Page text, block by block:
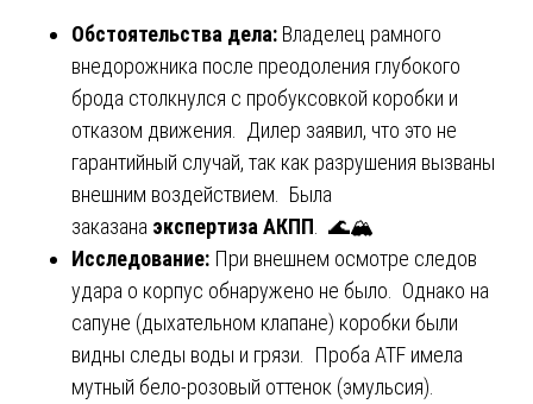
Обстоятельства дела: Владелец рамного
внедорожника после преодоления глубокого
брода столкнулся с пробуксовкой коробки и
отказом движения. Дилер заявил, что это не
гарантийный случай, так как разрушения вызваны
внешним воздействием. Была
заказана экспертиза АКПП . 🌊🏔️
Исследование: При внешнем осмотре следов
удара о корпус обнаружено не было. Однако на
сапуне (дыхательном клапане) коробки были
видны следы воды и грязи. Проба ATF имела
мутный бело-розовый оттенок (эмульсия).